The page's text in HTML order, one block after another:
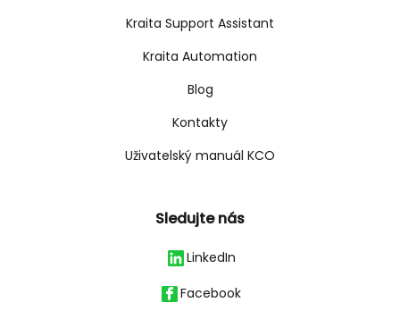
Kraita Support Assistant
Kraita Automation
Blog
Kontakty
Uživatelský manuál KCO
Sledujte nás
LinkedIn
Facebook